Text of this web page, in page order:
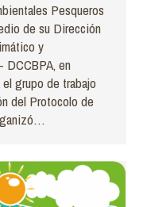
Pesqueros
de su Dirección
y
DCCBPA, en
grupo de trabajo
del Protocolo de